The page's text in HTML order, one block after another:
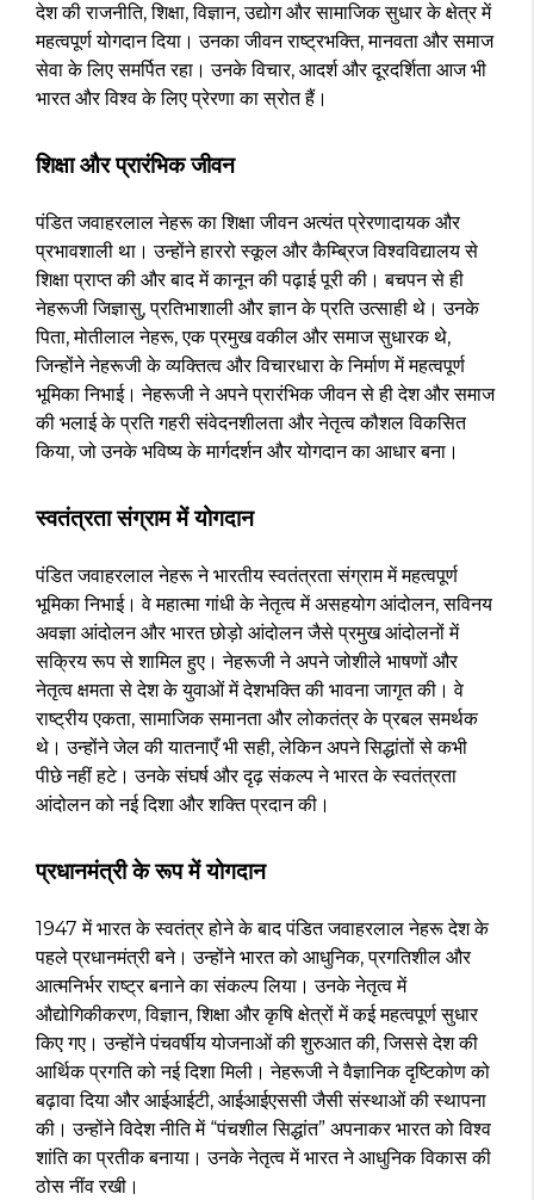
देश की राजनीति, शिक्षा, विज्ञान, उद्योग और सामाजिक सुधार के क्षेत्र में
महत्वपूर्ण योगदान दिया। उनका जीवन राष्ट्रभक्ति, मानवता और समाज
सेवा के लिए समर्पित रहा। उनके विचार, आदर्श और दूरदर्शिता आज भी
भारत और विश्व के लिए प्रेरणा का स्रोत हैं।
शिक्षा और प्रारंभिक जीवन
पंडित जवाहरलाल नेहरू का शिक्षा जीवन अत्यंत प्रेरणादायक और
प्रभावशाली था। उन्होंने हाररो स्कूल और कैम्ब्रिज विश्वविद्यालय से
शिक्षा प्राप्त की और बाद में कानून की पढ़ाई पूरी की। बचपन से ही
नेहरूजी जिज्ञासु, प्रतिभाशाली और ज्ञान के प्रति उत्साही थे। उनके
पिता, मोतीलाल नेहरू, एक प्रमुख वकील और समाज सुधारक थे,
जिन्होंने नेहरूजी के व्यक्तित्व और विचारधारा के निर्माण में महत्वपूर्ण
भूमिका निभाई। नेहरूजी ने अपने प्रारंभिक जीवन से ही देश और समाज
की भलाई के प्रति गहरी संवेदनशीलता और नेतृत्व कौशल विकसित
किया, जो उनके भविष्य के मार्गदर्शन और योगदान का आधार बना।
स्वतंत्रता संग्राम में योगदान
पंडित जवाहरलाल नेहरू ने भारतीय स्वतंत्रता संग्राम में महत्वपूर्ण
भूमिका निभाई। वे महात्मा गांधी के नेतृत्व में असहयोग आंदोलन, सविनय
अवज्ञा आंदोलन और भारत छोड़ो आंदोलन जैसे प्रमुख आंदोलनों में
सक्रिय रूप से शामिल हुए। नेहरूजी ने अपने जोशीले भाषणों और
नेतृत्व क्षमता से देश के युवाओं में देशभक्ति की भावना जागृत की। वे
राष्ट्रीय एकता, सामाजिक समानता और लोकतंत्र के प्रबल समर्थक
थे। उन्होंने जेल की यातनाएँ भी सही, लेकिन अपने सिद्धांतों से कभी
पीछे नहीं हटे। उनके संघर्ष और दृढ़ संकल्प ने भारत के स्वतंत्रता
आंदोलन को नई दिशा और शक्ति प्रदान की।
प्रधानमंत्री के रूप में योगदान
1947 में भारत के स्वतंत्र होने के बाद पंडित जवाहरलाल नेहरू देश के
पहले प्रधानमंत्री बने। उन्होंने भारत को आधुनिक, प्रगतिशील और
आत्मनिर्भर राष्ट्र बनाने का संकल्प लिया। उनके नेतृत्व में
औद्योगिकीकरण, विज्ञान, शिक्षा और कृषि क्षेत्रों में कई महत्वपूर्ण सुधार
किए गए। उन्होंने पंचवर्षीय योजनाओं की शुरुआत की, जिससे देश की
आर्थिक प्रगति को नई दिशा मिली। नेहरूजी ने वैज्ञानिक दृष्टिकोण को
बढ़ावा दिया और आईआईटी, आईआईएससी जैसी संस्थाओं की स्थापना
की। उन्होंने विदेश नीति में “पंचशील सिद्धांत” अपनाकर भारत को विश्व
शांति का प्रतीक बनाया। उनके नेतृत्व में भारत ने आधुनिक विकास की
ठोस नींव रखी।